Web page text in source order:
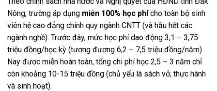
Nông, trường áp dụng miễn 100% học phícho toàn bộ sinh
viên hệ cao đẳng chính quy ngành CNTT (và hầu hết các
ngành nghề). Trước đây, mức học phí dao động 3,1 – 3,75
triệu đồng/học kỳ (tương đương 6,2 – 7,5 triệu đồng/năm).
Nay được miễn hoàn toàn, tổng chi phí học 2,5 – 3 năm chỉ
còn khoảng 10-15 triệu đồng (chủ yếu là sách vở, thực hành
và sinh hoạt).